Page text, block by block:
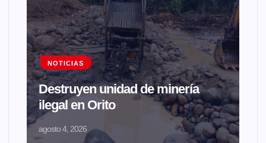
NOTICIAS
Destruyen unidad de minería
ilegal en Orito
agosto 4, 2026